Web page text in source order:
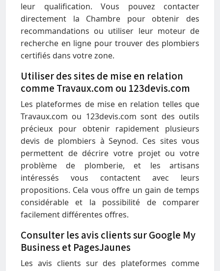
leur qualification. Vous pouvez contacter
directement la Chambre pour obtenir des
recommandations ou utiliser leur moteur de
recherche en ligne pour trouver des plombiers
certifiés dans votre zone.
Utiliser des sites de mise en relation
comme Travaux.com ou 123devis.com
Les plateformes de mise en relation telles que
Travaux.com ou 123devis.com sont des outils
précieux pour obtenir rapidement plusieurs
devis de plombiers à Seynod. Ces sites vous
permettent de décrire votre projet ou votre
problème de plomberie, et les artisans
intéressés vous contactent avec leurs
propositions. Cela vous offre un gain de temps
considérable et la possibilité de comparer
facilement différentes offres.
Consulter les avis clients sur Google My
Business et PagesJaunes
Les avis clients sur des plateformes comme